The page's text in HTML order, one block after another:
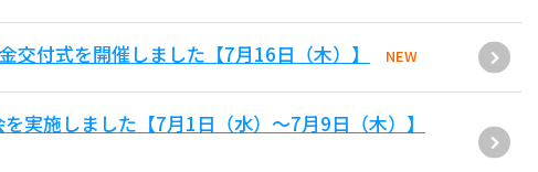
交付式を開催しました【7月16日（木）】 NEW
実施しました【7月1日（水）～7月9日（木）】